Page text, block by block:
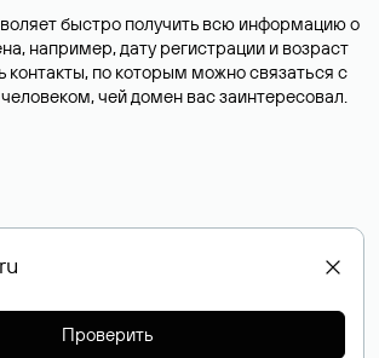
быстро получить всю информацию о
например, дату регистрации и возраст
контакты, по которым можно связаться с
чей домен вас заинтересовал.
Проверить